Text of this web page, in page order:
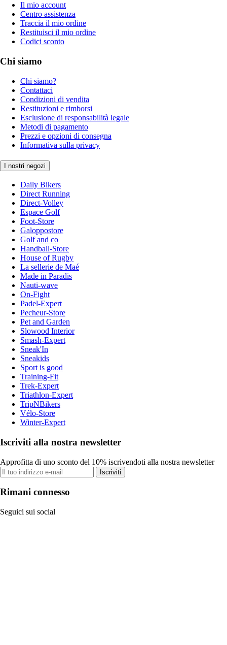
Il mio account
Centro assistenza
Traccia il mio ordine
Restituisci il mio ordine
Codici sconto
Chi siamo
Chi siamo?
Contattaci
Condizioni di vendita
Restituzioni e rimborsi
Esclusione di responsabilità legale
Metodi di pagamento
Prezzi e opzioni di consegna
Informativa sulla privacy
I nostri negozi
Daily Bikers
Direct Running
Direct-Volley
Espace Golf
Foot-Store
Galoppostore
Golf and co
Handball-Store
House of Rugby
La sellerie de Maé
Made in Paradis
Nauti-wave
On-Fight
Padel-Expert
Pecheur-Store
Pet and Garden
Slowood Interior
Smash-Expert
Sneak'In
Sneakids
Sport is good
Training-Fit
Trek-Expert
Triathlon-Expert
TripNBikers
Vélo-Store
Winter-Expert
Iscriviti alla nostra newsletter
Approfitta di uno sconto del 10% iscrivendoti alla nostra newsletter
Iscriviti
Rimani connesso
Seguici sui social